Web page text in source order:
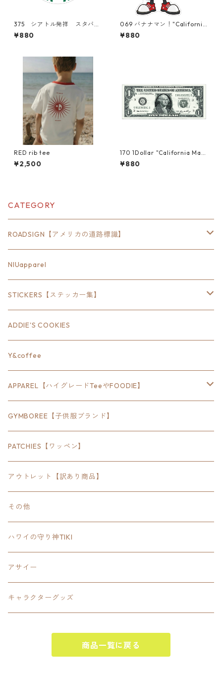
375 シアトル発祥 スタバ
スターバックス "California
Market Center" アメリカン
¥880
069 バナナマン！"California
Market Center" アメリカン
ステッカー スーツケース
¥880
RED rib tee
¥2,500
170 1Dollar "California Mark
et Center" アメリカンステ
ッカー スーツケース シー
¥880
CATEGORY
ROADSIGN【アメリカの道路標識】
18inch×6inch
18inch×8inch
18inch×12inch
24inch×8inch
18inch×24inch
30inch×24inch
18inchオクタゴン八角形
24inchオクタゴン八角形
18inch×18inchスクエア正方形
California State Routeカリフォルニア州
Interstate 州間道路型
U.S. Route国道（アメリカ）
NIUapparel
STICKERS【ステッカー集】
ステート
ハウス
クルマ
セキュリティ
アウトドア
スポーツ
ピクトグラム
ブランド
ミリタリー
ゲーム
ジャパンスタイル
ADDIE'S COOKIES
Y&coffee
APPAREL【ハイグレードTeeやFOODIE】
Bradley
SEWTS
FOODIE
KIDS
POMONA
GYMBOREE【子供服ブランド】
PATCHIES【ワッペン】
アウトレット【訳あり商品】
その他
ハワイの守り神TIKI
アサイー
キャラクターグッズ
商品一覧に戻る